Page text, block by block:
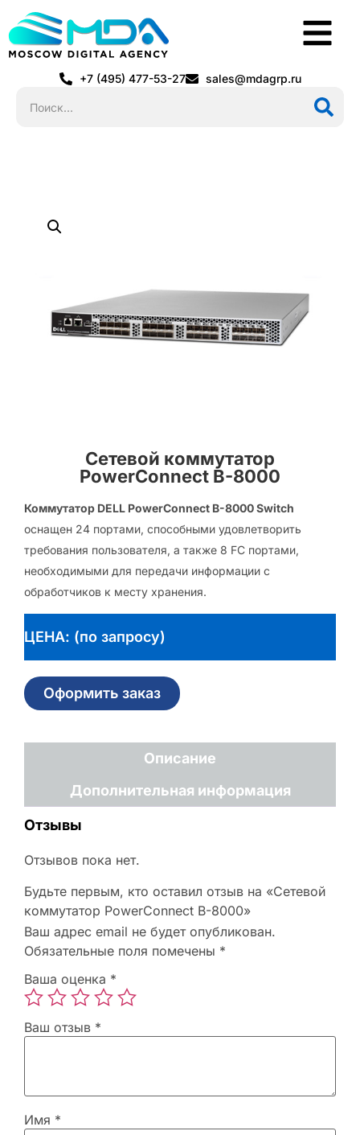
+7 (495) 477-53-27 sales@mdagrp.ru
Сетевой коммутатор
PowerConnect B-8000
Коммутатор DELL PowerConnect B-8000 Switch
оснащен 24 портами, способными удовлетворить
требования пользователя, а также 8 FC портами,
необходимыми для передачи информации с
обработчиков к месту хранения.
ЦЕНА: (по запросу)
Оформить заказ
Описание
Дополнительная информация
Отзывы
Отзывов пока нет.
Будьте первым, кто оставил отзыв на «Сетевой
коммутатор PowerConnect B-8000»
Ваш адрес email не будет опубликован.
Обязательные поля помечены *
Ваша оценка *
Ваш отзыв *
Имя *